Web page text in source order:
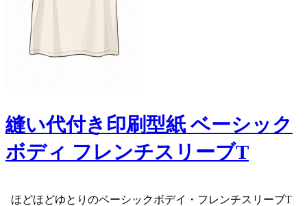
縫い代付き印刷型紙 ベーシック
ボディ フレンチスリーブT
ほどほどゆとりのベーシックボデイ・フレンチスリーブT